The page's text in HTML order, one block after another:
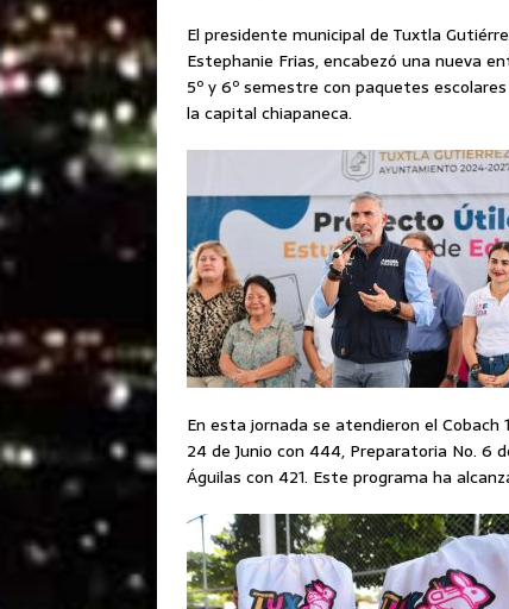
El presidente municipal de Tuxtla
Estephanie Frias, encabezó una nueva
5º y 6º semestre con paquetes
la capital chiapaneca.
En esta jornada se atendieron el
24 de Junio con 444, Preparatoria No. 6
Águilas con 421. Este programa ha